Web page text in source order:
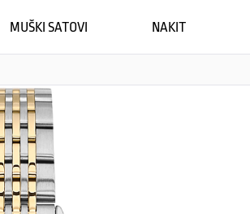
MUŠKI SATOVI NAKIT